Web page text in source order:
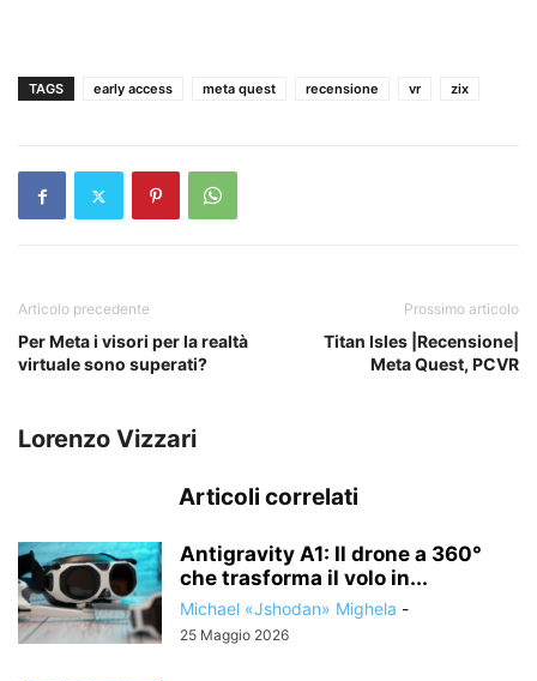
TAGS early access meta quest recensione vr zix
Articolo precedente
Per Meta i visori per la realtà
virtuale sono superati?
Prossimo articolo
Titan Isles |Recensione|
Meta Quest, PCVR
Lorenzo Vizzari
Articoli correlati
Antigravity A1: Il drone a 360°
che trasforma il volo in...
Michael «Jshodan» Mighela -
25 Maggio 2026